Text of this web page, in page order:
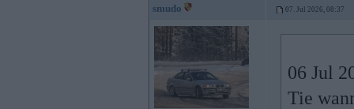
smudo 07. Jul 2026, 08:37
06 Jul
Tie